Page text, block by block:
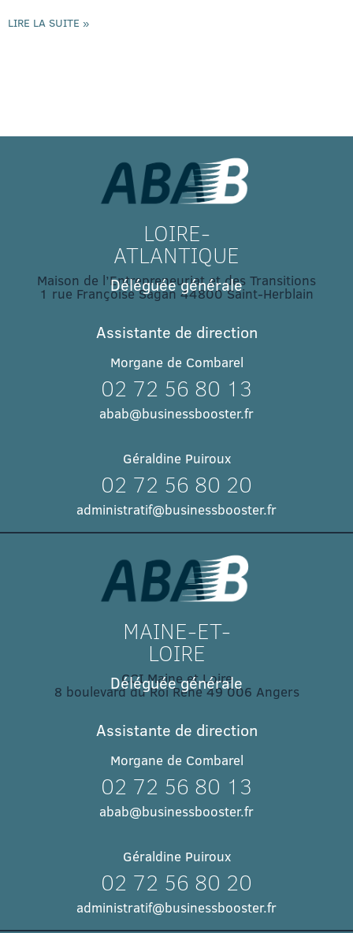
LIRE LA SUITE »
LOIRE-
ATLANTIQUE
Maison de l’Entrepreneuriat et des Transitions
1 rue Françoise Sagan 44800 Saint-Herblain
Déléguée générale
Assistante de direction
Morgane de Combarel
02 72 56 80 13
abab@businessbooster.fr
Géraldine Puiroux
02 72 56 80 20
administratif@businessbooster.fr
MAINE-ET-
LOIRE
CCI Maine et Loire
8 boulevard du Roi René 49 006 Angers​
Déléguée générale
Assistante de direction
Morgane de Combarel
02 72 56 80 13
abab@businessbooster.fr
Géraldine Puiroux
02 72 56 80 20
administratif@businessbooster.fr